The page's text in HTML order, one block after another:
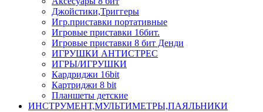
Джойстики,Триггеры
Игр.приставки портативные
Игровые приставки 16бит.
Игровые приставки 8 бит Денди
ИГРУШКИ АНТИСТРЕС
ИГРЫ/ИГРУШКИ
Кардриджи 16bit
Картриджи 8 bit
Планшеты детские
ИНСТРУМЕНТ,МУЛЬТИМЕТРЫ,ПАЯЛЬНИКИ